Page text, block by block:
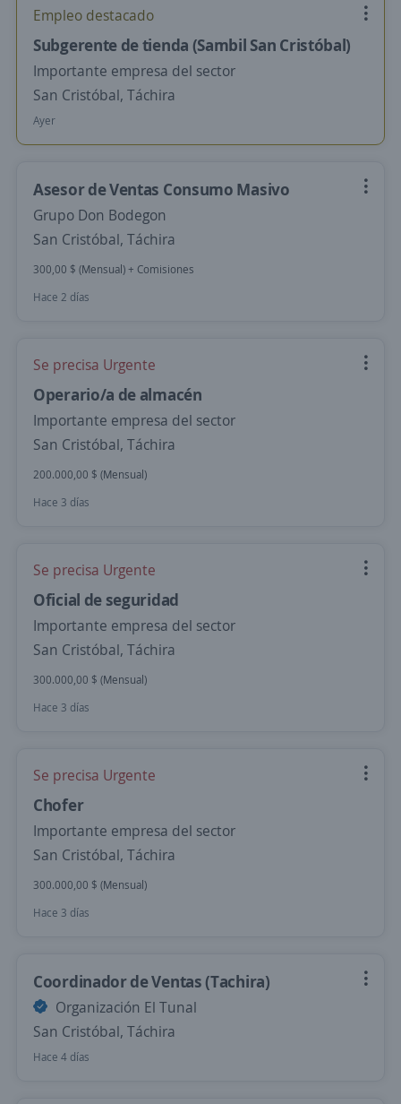
Empleo destacado
Subgerente de tienda (Sambil San Cristóbal)
Importante empresa del sector
San Cristóbal, Táchira
Ayer
Asesor de Ventas Consumo Masivo
Grupo Don Bodegon
San Cristóbal, Táchira
300,00 $ (Mensual) + Comisiones
Hace 2 días
Se precisa Urgente
Operario/a de almacén
Importante empresa del sector
San Cristóbal, Táchira
200.000,00 $ (Mensual)
Hace 3 días
Se precisa Urgente
Oficial de seguridad
Importante empresa del sector
San Cristóbal, Táchira
300.000,00 $ (Mensual)
Hace 3 días
Se precisa Urgente
Chofer
Importante empresa del sector
San Cristóbal, Táchira
300.000,00 $ (Mensual)
Hace 3 días
Coordinador de Ventas (Tachira)
Organización El Tunal
San Cristóbal, Táchira
Hace 4 días